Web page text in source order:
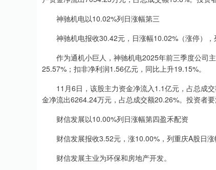
神驰机电以10.02%列日涨幅第三
神驰机电报收30.42元，日涨幅10.02%（涨停），
作为通机小巨人，神驰机电2025年前三季度公司
25.57%；扣非净利润1.56亿元，同比上升19.15%。
11月6日，该股主力资金净流入1.1亿元，占总成交
金净流出6264.24万元，占总成交额20.26%。投资者要
财信发展以10.00%列日涨幅第四盈禾配资
财信发展报收3.52元，涨10.00%，列重庆A股日涨
财信发展主业为环保和房地产开发。